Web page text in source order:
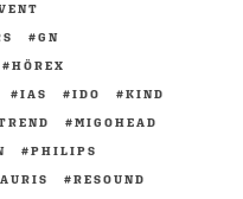
GN
HÖREX
IAS IDO
KIND
MIGOHEAD
PHILIPS
RESOUND